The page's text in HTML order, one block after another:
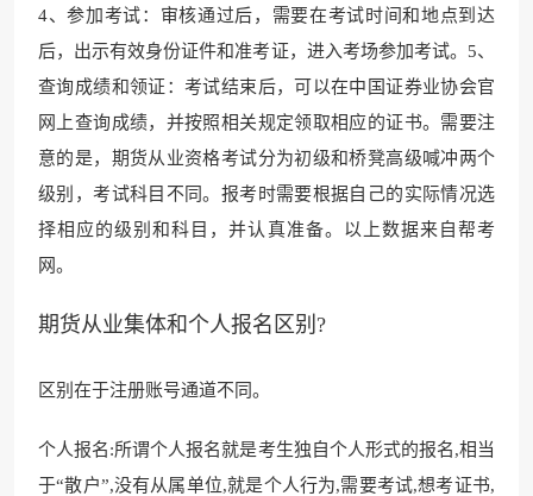
4、参加考试：审核通过后，需要在考试时间和地点到达
后，出示有效身份证件和准考证，进入考场参加考试。 5、
查询成绩和领证：考试结束后，可以在中国证券业协会官
网上查询成绩，并按照相关规定领取相应的证书。需要注
意的是，期货从业资格考试分为初级和桥凳高级喊冲两个
级别，考试科目不同。报考时需要根据自己的实际情况选
择相应的级别和科目，并认真准备。 以上数据来自帮考
网。
期货从业集体和个人报名区别?
区别在于注册账号通道不同。
个人报名:所谓个人报名就是考生独自个人形式的报名,相当
于“散户”,没有从属单位,就是个人行为,需要考试,想考证书,